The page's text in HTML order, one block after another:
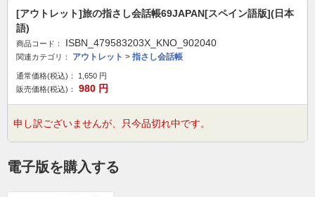
[アウトレット]旅の指さし会話帳69JAPAN[スペイン語版](日本
語)
商品コード： ISBN_479583203X_KNO_902040
関連カテゴリ： アウトレット > 指さし会話帳
通常価格(税込)： 1,650 円
販売価格(税込)：
980 円
申し訳ございませんが、只今品切れ中です。
電子版を購入する